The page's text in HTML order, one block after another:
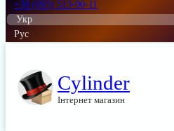
+38 (093) 513-00-11
Укр
Рус
Cylinder
Інтернет магазин